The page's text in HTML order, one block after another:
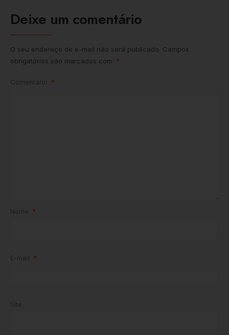
Deixe um comentário
O seu endereço de e-mail não será publicado. Campos
obrigatórios são marcados com *
*
*
*